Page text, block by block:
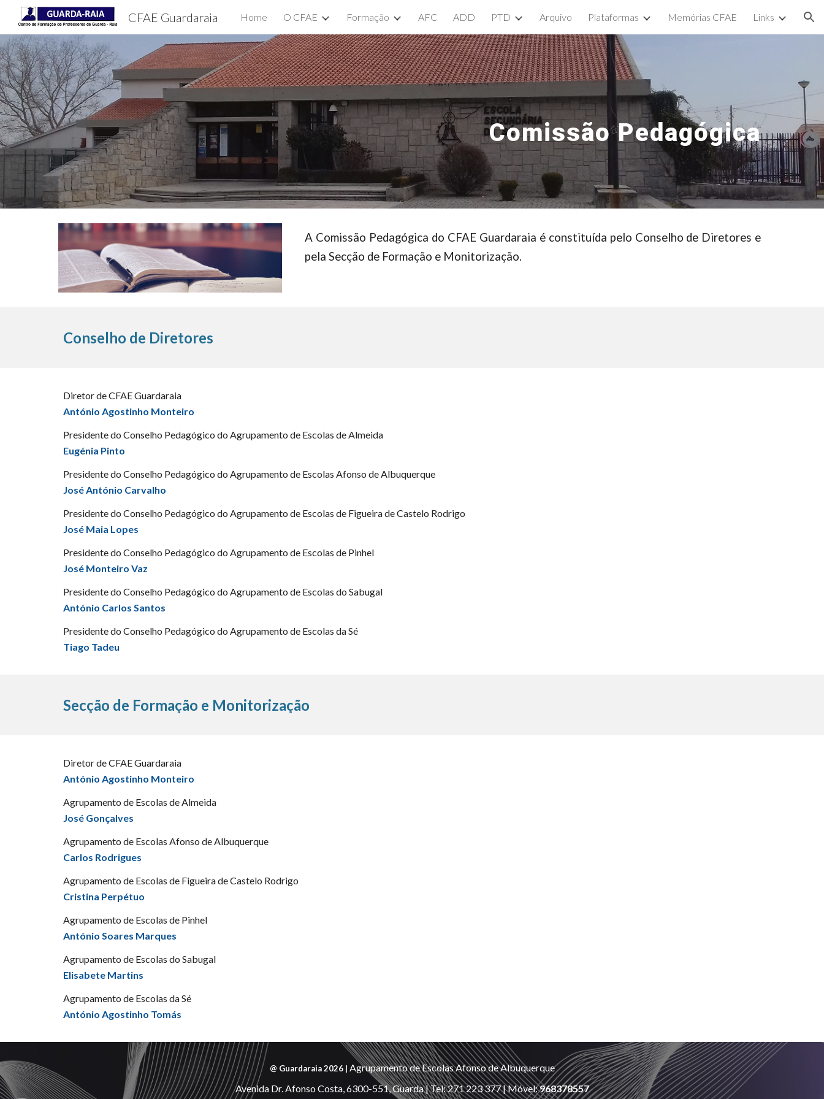
Skip to main content Skip to navigation
CFAE Guardaraia Home O CFAE Formação AFC ADD PTD Arquivo Plataformas Memórias CFAE Links
Comissão Pedagógica
A Comissão Pedagógica do CFAE Guardaraia é constituída pelo Conselho de Diretores e
pela Secção de Formação e Monitorização.
Conselho de Diretores
Diretor de CFAE Guardaraia
António Agostinho Monteiro
Presidente do Conselho Pedagógico do Agrupamento de Escolas de Almeida
Eugénia Pinto
Presidente do Conselho Pedagógico do Agrupamento de Escolas Afonso de Albuquerque
José António Carvalho
Presidente do Conselho Pedagógico do Agrupamento de Escolas de Figueira de Castelo Rodrigo
José Maia Lopes
Presidente do Conselho Pedagógico do Agrupamento de Escolas de Pinhel
José Monteiro Vaz
Presidente do Conselho Pedagógico do Agrupamento de Escolas do Sabugal
António Carlos Santos
Presidente do Conselho Pedagógico do Agrupamento de Escolas da Sé
Tiago Tadeu
Secção de Formação e Monitorização
Diretor de CFAE Guardaraia
António Agostinho Monteiro
Agrupamento de Escolas de Almeida
José Gonçalves
Agrupamento de Escolas Afonso de Albuquerque
Carlos Rodrigues
Agrupamento de Escolas de Figueira de Castelo Rodrigo
Cristina Perpétuo
Agrupamento de Escolas de Pinhel
António Soares Marques
Agrupamento de Escolas do Sabugal
Elisabete Martins
Agrupamento de Escolas da Sé
António Agostinho Tomás
@ Guardaraia 2026 | Agrupamento de Escolas Afonso de Albuquerque
Avenida Dr. Afonso Costa, 6300-551, Guarda | Tel: 271 223 377 | Móvel:968378557